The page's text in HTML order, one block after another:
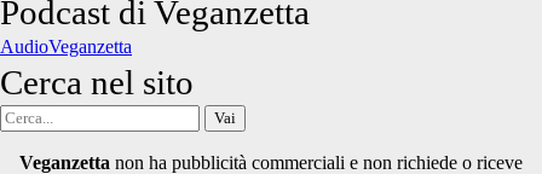
articoli
Podcast di Veganzetta
AudioVeganzetta
Cerca nel sito
Cerca
Veganzetta non ha pubblicità commerciali e non richiede o riceve